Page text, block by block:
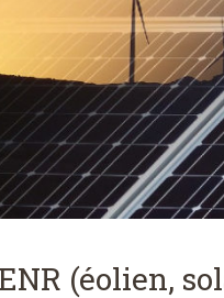
(éolien,